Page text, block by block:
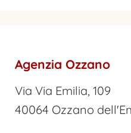
Agenzia Ozzano
Via Via Emilia, 109
40064 Ozzano